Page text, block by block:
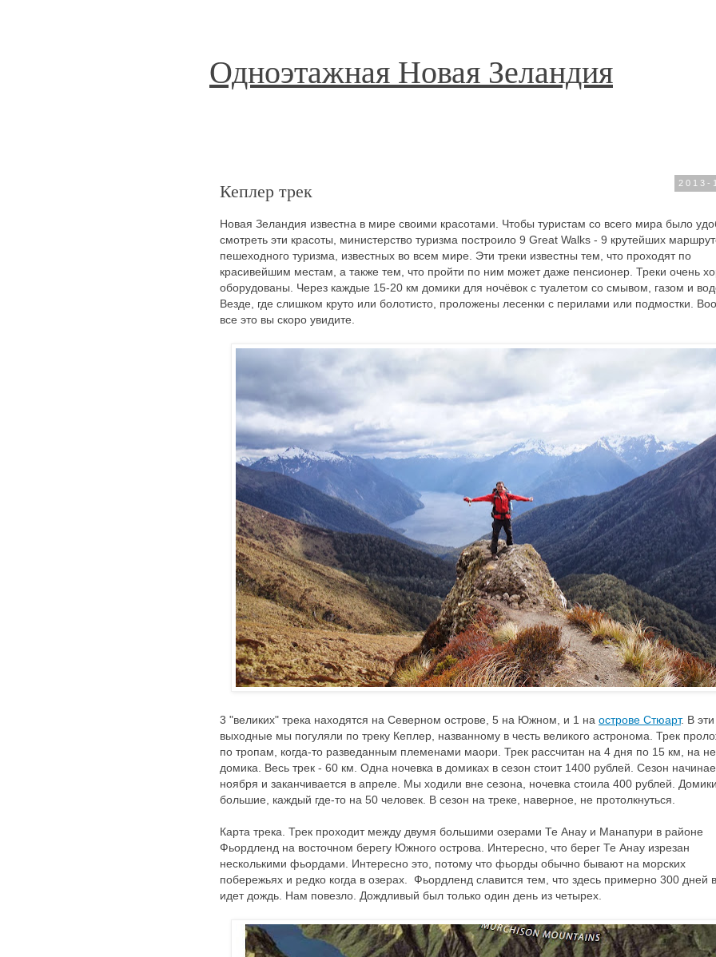
Одноэтажная Новая Зеландия
2013-
Кеплер трек
Новая Зеландия известна в мире своими красотами. Чтобы туристам со всего мира было
смотреть эти красоты, министерство туризма построило 9 Great Walks - 9 крутейших
пешеходного туризма, известных во всем мире. Эти треки известны тем, что проходят по
красивейшим местам, а также тем, что пройти по ним может даже пенсионер. Треки очень
оборудованы. Через каждые 15-20 км домики для ночёвок с туалетом со смывом, газом и
Везде, где слишком круто или болотисто, проложены лесенки с перилами или подмостки.
все это вы скоро увидите.
3 "великих" трека находятся на Северном острове, 5 на Южном, и 1 на острове Стюарт. В эти
выходные мы погуляли по треку Кеплер, названному в честь великого астронома. Трек
по тропам, когда-то разведанным племенами маори. Трек рассчитан на 4 дня по 15 км, на
домика. Весь трек - 60 км. Одна ночевка в домиках в сезон стоит 1400 рублей. Сезон
ноября и заканчивается в апреле. Мы ходили вне сезона, ночевка стоила 400 рублей.
большие, каждый где-то на 50 человек. В сезон на треке, наверное, не протолкнуться.
Карта трека. Трек проходит между двумя большими озерами Те Анау и Манапури в районе
Фьордленд на восточном берегу Южного острова. Интересно, что берег Те Анау изрезан
несколькими фьордами. Интересно это, потому что фьорды обычно бывают на морских
побережьях и редко когда в озерах. Фьордленд славится тем, что здесь примерно 300 дней
идет дождь. Нам повезло. Дождливый был только один день из четырех.